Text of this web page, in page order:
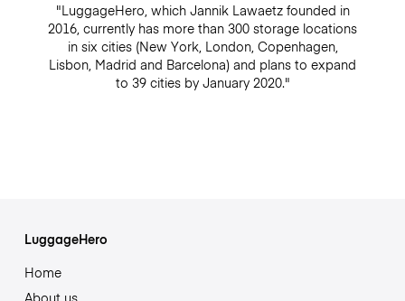
"LuggageHero, which Jannik Lawaetz founded in
2016, currently has more than 300 storage locations
in six cities (New York, London, Copenhagen,
Lisbon, Madrid and Barcelona) and plans to expand
to 39 cities by January 2020."
LuggageHero
Home
About us